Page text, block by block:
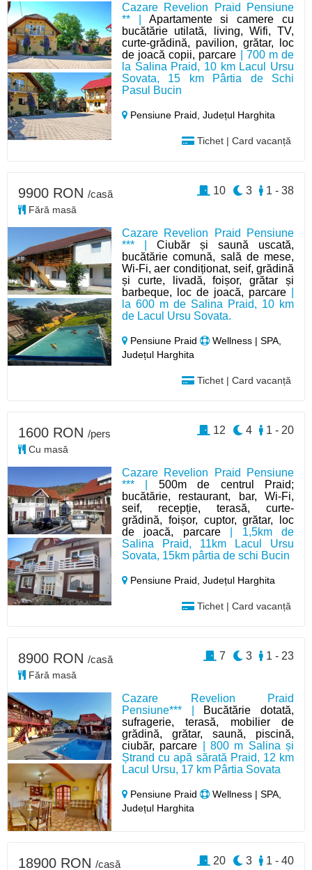
Cazare Revelion Praid Pensiune
** | Apartamente si camere cu
bucătărie utilată, living, Wifi, TV,
curte-grădină, pavilion, grătar, loc
de joacă copii, parcare | 700 m de
la Salina Praid, 10 km Lacul Ursu
Sovata, 15 km Pârtia de Schi
Pasul Bucin
Pensiune Praid,Județul Harghita
Tichet | Card vacanță
Cazare Revelion Praid Pensiune
*** |Ciubăr și saună uscată,
bucătărie comună, sală de mese,
Wi-Fi, aer condiționat, seif, grădină
și curte, livadă, foișor, grătar și
barbeque, loc de joacă, parcare
la 600 m de Salina Praid, 10 km
de Lacul Ursu Sovata.
Pensiune Praid
Wellness | SPA,
Județul Harghita
Tichet | Card vacanță
9900 RON /casă
Fără masă
1 - 38
3
10
Cazare Revelion Praid Pensiune
*** | 500m de centrul Praid;
bucătărie, restaurant, bar, Wi-Fi,
seif, recepție, terasă, curte-
grădină, foișor, cuptor, grătar, loc
de joacă, parcare| 1,5km de
Salina Praid, 11km Lacul Ursu
Sovata, 15km pârtia de schi Bucin
Pensiune Praid,Județul Harghita
Tichet | Card vacanță
1600 RON /pers
Cu masă
1 - 20
4
12
Cazare Revelion Praid
Pensiune*** | Bucătărie dotată,
sufragerie, terasă, mobilier de
grădină, grătar, saună, piscină,
ciubăr, parcare | 800 m Salina și
Ștrand cu apă sărată Praid, 12 km
Lacul Ursu, 17 km Pârtia Sovata
Pensiune Praid
Wellness | SPA,
Județul Harghita
8900 RON /casă
Fără masă
1 - 23
3
7
18900 RON /casă 1 - 40
3
20